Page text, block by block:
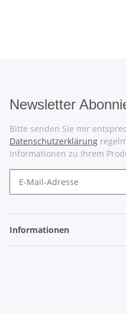
Newsletter
Bitte senden Sie mir
Datenschutzerklärung
Informationen zu Ihrem
Informationen